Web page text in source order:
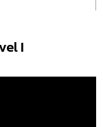
I